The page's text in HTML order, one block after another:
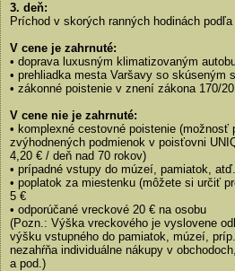
3. deň:
Príchod v skorých ranných hodinách
V cene je zahrnuté:
• doprava luxusným klimatizovaným
• prehliadka mesta Varšavy so skúseným
• zákonné poistenie v znení zákona 170/
V cene nie je zahrnuté:
• komplexné cestovné poistenie
zvýhodnených podmienok v poisťovni
4,20 € / deň nad 70 rokov)
• prípadné vstupy do múzeí, pamiatok,
• poplatok za miestenku (môžete si určiť
5 €
• odporúčané vreckové 20 € na osobu
(Pozn.: Výška vreckového je vyslovene
výšku vstupného do pamiatok, múzeí,
nezahŕňa individuálne nákupy v
a pod.)